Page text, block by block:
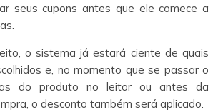
seus cupons antes que ele comece a
o sistema já estará ciente de quais
e, no momento que se passar o
do produto no leitor ou antes da
o desconto também será aplicado.